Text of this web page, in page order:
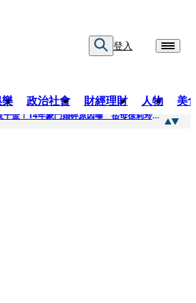
登入
政治社會 財經理財 人物 美
5566小刀爆離婚台玻千金！14年豪門婚碎原因曝 岳母徐莉玲風暴意外揭家族祕辛